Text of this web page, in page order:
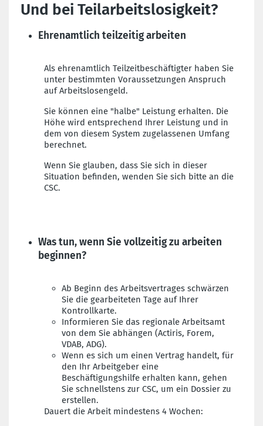
Und bei Teilarbeitslosigkeit?
Ehrenamtlich teilzeitig arbeiten
Als ehrenamtlich Teilzeitbeschäftigter haben Sie
unter bestimmten Voraussetzungen Anspruch
auf Arbeitslosengeld.
Sie können eine "halbe" Leistung erhalten. Die
Höhe wird entsprechend Ihrer Leistung und in
dem von diesem System zugelassenen Umfang
berechnet.
Wenn Sie glauben, dass Sie sich in dieser
Situation befinden, wenden Sie sich bitte an die
CSC.
Was tun, wenn Sie vollzeitig zu arbeiten
beginnen?
Ab Beginn des Arbeitsvertrages schwärzen
Sie die gearbeiteten Tage auf Ihrer
Kontrollkarte.
Informieren Sie das regionale Arbeitsamt
von dem Sie abhängen (Actiris, Forem,
VDAB, ADG).
Wenn es sich um einen Vertrag handelt, für
den Ihr Arbeitgeber eine
Beschäftigungshilfe erhalten kann, gehen
Sie schnellstens zur CSC, um ein Dossier zu
erstellen.
Dauert die Arbeit mindestens 4 Wochen: